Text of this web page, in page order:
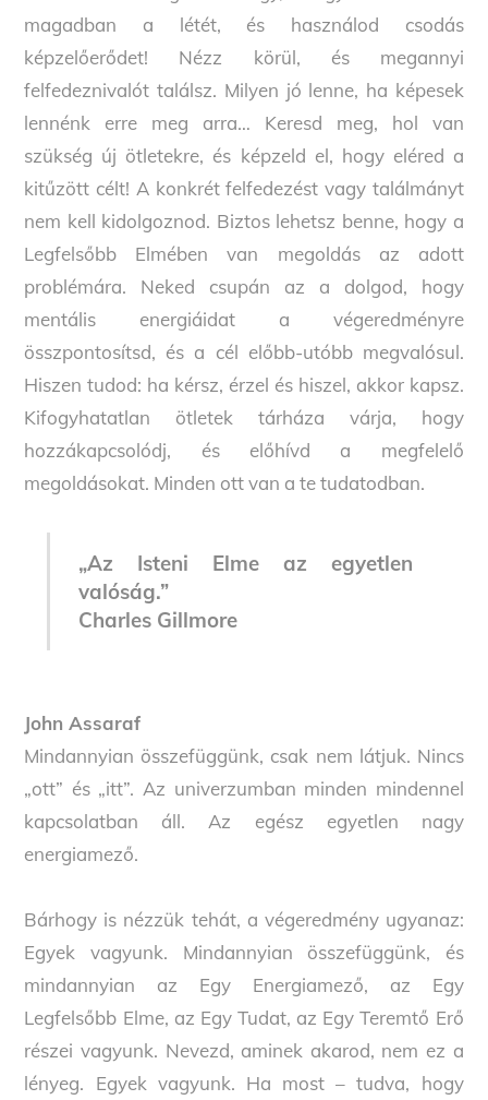
magadban a létét, és használod csodás
képzelőerődet! Nézz körül, és megannyi
felfedeznivalót találsz. Milyen jó lenne, ha képesek
lennénk erre meg arra… Keresd meg, hol van
szükség új ötletekre, és képzeld el, hogy eléred a
kitűzött célt! A konkrét felfedezést vagy találmányt
nem kell kidolgoznod. Biztos lehetsz benne, hogy a
Legfelsőbb Elmében van megoldás az adott
problémára. Neked csupán az a dolgod, hogy
mentális energiáidat a végeredményre
összpontosítsd, és a cél előbb-utóbb megvalósul.
Hiszen tudod: ha kérsz, érzel és hiszel, akkor kapsz.
Kifogyhatatlan ötletek tárháza várja, hogy
hozzákapcsolódj, és előhívd a megfelelő
megoldásokat. Minden ott van a te tudatodban.
„Az Isteni Elme az egyetlen
valóság.”
Charles Gillmore
John Assaraf
Mindannyian összefüggünk, csak nem látjuk. Nincs
„ott” és „itt”. Az univerzumban minden mindennel
kapcsolatban áll. Az egész egyetlen nagy
energiamező.
Bárhogy is nézzük tehát, a végeredmény ugyanaz:
Egyek vagyunk. Mindannyian összefüggünk, és
mindannyian az Egy Energiamező, az Egy
Legfelsőbb Elme, az Egy Tudat, az Egy Teremtő Erő
részei vagyunk. Nevezd, aminek akarod, nem ez a
lényeg. Egyek vagyunk. Ha most – tudva, hogy